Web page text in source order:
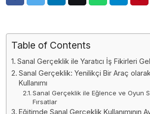
Table of Contents
Sanal Gerçeklik ile Yaratıcı İş Fikirleri
Sanal Gerçeklik: Yenilikçi Bir Araç
Kullanımı
Sanal Gerçeklik ile Eğlence ve Oyun
Fırsatlar
Eğitimde Sanal Gerçeklik Kullanımının